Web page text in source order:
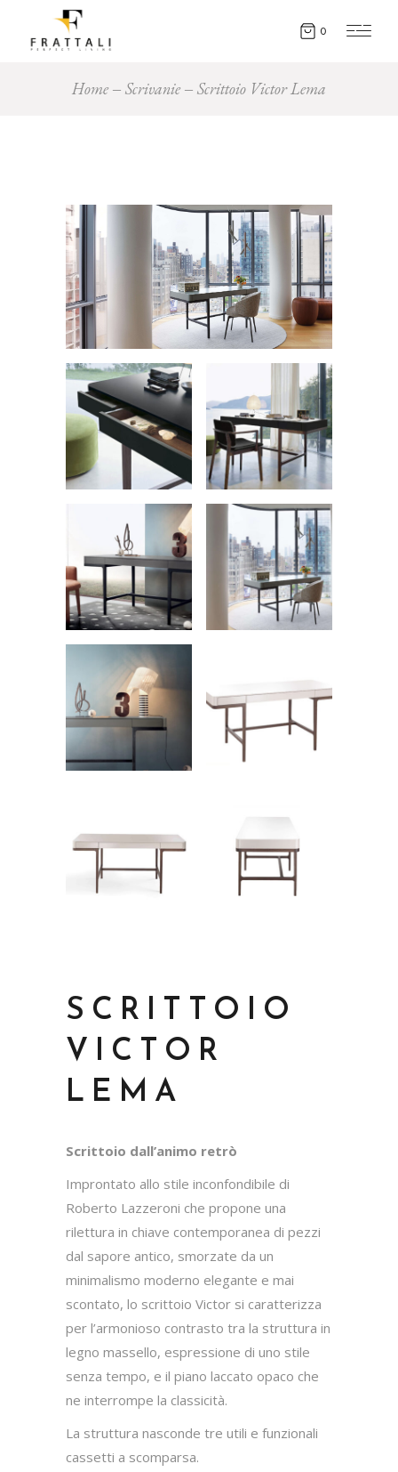
0
Home Scrivanie Scrittoio Victor Lema
SCRITTOIO
VICTOR
LEMA
Scrittoio dall’animo retrò
Improntato allo stile inconfondibile di
Roberto Lazzeroni che propone una
rilettura in chiave contemporanea di pezzi
dal sapore antico, smorzate da un
minimalismo moderno elegante e mai
scontato, lo scrittoio Victor si caratterizza
per l’armonioso contrasto tra la struttura in
legno massello, espressione di uno stile
senza tempo, e il piano laccato opaco che
ne interrompe la classicità.
La struttura nasconde tre utili e funzionali
cassetti a scomparsa.